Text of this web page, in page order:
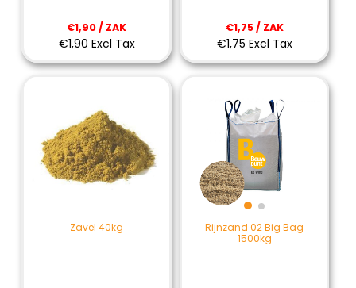
€1,90 / ZAK
€1,90 Excl Tax
€1,75 / ZAK
€1,75 Excl Tax
Zavel 40kg
Rijnzand 02 Big Bag
1500kg